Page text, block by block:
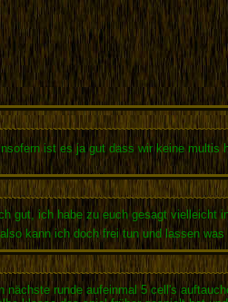
ist es ja gut dass wir keine multis
gut, ich habe zu euch gesagt vielleicht
kann ich doch frei tun und lassen
nächste runde aufeinmal 5 cell's